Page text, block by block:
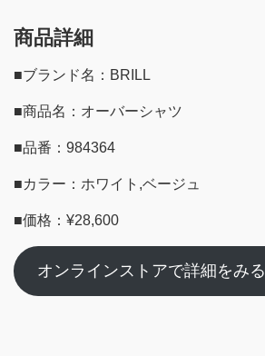
商品詳細
■ブランド名：BRILL
■商品名：オーバーシャツ
■品番：984364
■カラー：ホワイト,ベージュ
■価格：¥28,600
オンラインストアで詳細をみる